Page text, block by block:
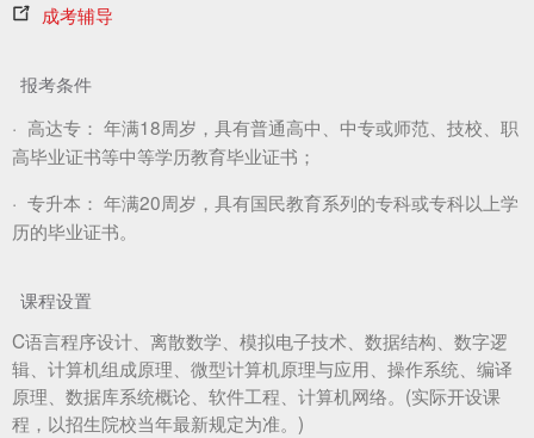
成考辅导
报考条件
· 高达专： 年满18周岁，具有普通高中、中专或师范、技校、职
高毕业证书等中等学历教育毕业证书；
· 专升本： 年满20周岁，具有国民教育系列的专科或专科以上学
历的毕业证书。
课程设置
C语言程序设计、离散数学、模拟电子技术、数据结构、数字逻
辑、计算机组成原理、微型计算机原理与应用、操作系统、编译
原理、数据库系统概论、软件工程、计算机网络。(实际开设课
程，以招生院校当年最新规定为准。)